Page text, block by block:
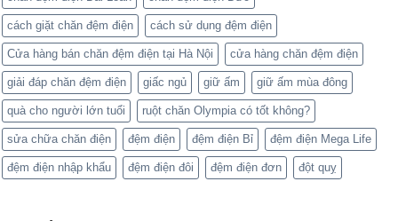
cách giặt chăn đệm điện cách sử dụng đệm điện
Cửa hàng bán chăn đệm điện tại Hà Nội cửa hàng chăn đệm điện
giải đáp chăn đệm điện giấc ngủ giữ ấm giữ ấm mùa đông
quà cho người lớn tuổi ruột chăn Olympia có tốt không?
sửa chữa chăn điện đệm điện đệm điện Bỉ đệm điện Mega Life
đệm điện nhập khẩu đệm điện đôi đệm điện đơn đột quỵ